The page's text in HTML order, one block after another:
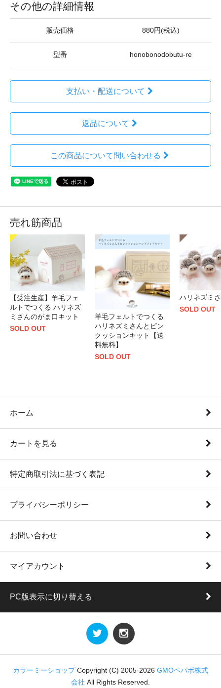
その他の詳細情報
販売価格 880円(税込)
型番 honobonodobutu-re
支払い・配送について
返品について
この商品について問い合わせる
売れ筋商品
【受注生産】羊毛フェ
ルトでつくる ハリネズ
ミさんのがま口キット
SOLD OUT
羊毛フェルトでつくる
ハリネズミさんとピン
クッションキット【送
料無料】
SOLD OUT
ハリネズミ
SOLD OUT
ホーム
カートを見る
特定商取引法に基づく表記
プライバシーポリシー
お問い合わせ
マイアカウント
PC版表示に切り替える
カラーミーショップ Copyright (C) 2005-2026 GMOペパボ株式
会社 All Rights Reserved.